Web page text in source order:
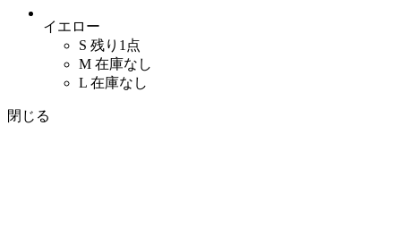
イエロー
S 残り1点
M 在庫なし
L 在庫なし
閉じる